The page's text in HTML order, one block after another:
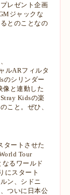
レゼント企画
ジャックな
とのことなの
ルARフィルタ
のシリンダー
像と連動した
Kidsの楽
こと。ぜひ、
タートさせた
Tour
るワールド
にスタート
ン、シドニ
ついに日本公